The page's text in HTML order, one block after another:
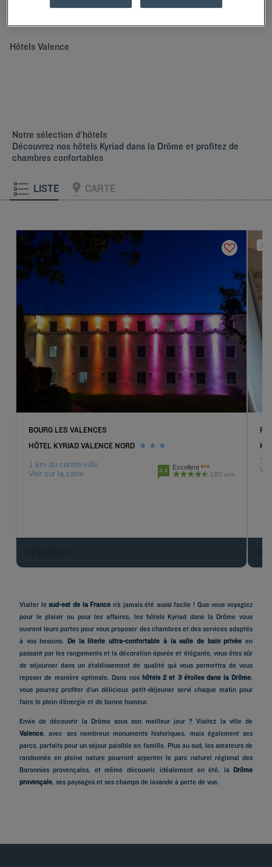
Nos villes dans la Drôme
Hôtels Valence
Notre sélection d'hôtels
Découvrez nos hôtels Kyriad dans la Drôme et profitez de
chambres confortables
LISTE CARTE
BOURG LES VALENCES
HÔTEL KYRIAD VALENCE NORD
1 km du centre-ville
Voir sur la carte
4.4 Excellent
1351 avis
3
Visiter lesud-est de la France n’a jamais été aussi facile ! Que vous voyagiez
pour le plaisir ou pour les affaires, les hôtels Kyriad dans la Drôme vous
ouvrent leurs portes pour vous proposer des chambres et des services adaptés
à vos besoins. De la literie ultra-confortable à la salle de bain privée en
passant par les rangements et la décoration épurée et élégante, vous êtes sûr
de séjourner dans un établissement de qualité qui vous permettra de vous
reposer de manière optimale. Dans nos hôtels 2 et 3 étoiles dans la Drôme,
vous pourrez profiter d’un délicieux petit-déjeuner servi chaque matin pour
faire le plein d’énergie et de bonne humeur.
Envie de découvrir la Drôme sous son meilleur jour ? Visitez la ville de
Valence, avec ses nombreux monuments historiques, mais également ses
parcs, parfaits pour un séjour paisible en famille. Plus au sud, les amateurs de
randonnée en pleine nature pourront arpenter le parc naturel régional des
Baronnies provençales, et même découvrir, idéalement en été, la Drôme
provençale, ses paysages et ses champs de lavande à perte de vue.
Hôtels à Paris
Hôtels à Marseille
Hôtels à Strasbourg
Hôtels à Bordeaux